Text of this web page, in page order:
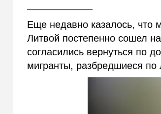
Еще недавно казалось, что
Литвой постепенно сошел
согласились вернуться по
мигранты, разбредшиеся